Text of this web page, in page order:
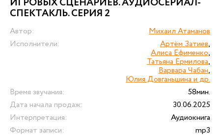
СПЕКТАКЛЬ. СЕРИЯ 2
Автор:
Михаил Атаманов
Исполнители:
Артём Затиев,
Алиса Ефименко,
Татьяна Ермилова,
Варвара Чабан,
Юлия Довганьшина и др.
Время звучания:
58мин.
Дата начала продаж:
30.06.2025
Интерпретация:
Аудиокнига
Формат записи:
mp3